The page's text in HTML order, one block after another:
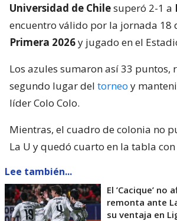
Universidad de Chilesuperó 2-1 a
encuentro válido por la jornada 18
Primera 2026y jugado en el
Los azules sumaron así 33 puntos,
segundo lugar del torneo y
líder Colo Colo.
Mientras, el cuadro de colonia no
La U y quedó cuarto en la tabla
Lee también...
El ’Cacique’ no
remonta ante
su ventaja en